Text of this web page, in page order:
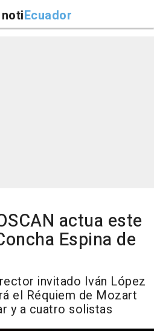
notiEcuador
actua este
Espina de
invitado Iván López
el Réquiem de Mozart
y a cuatro solistas